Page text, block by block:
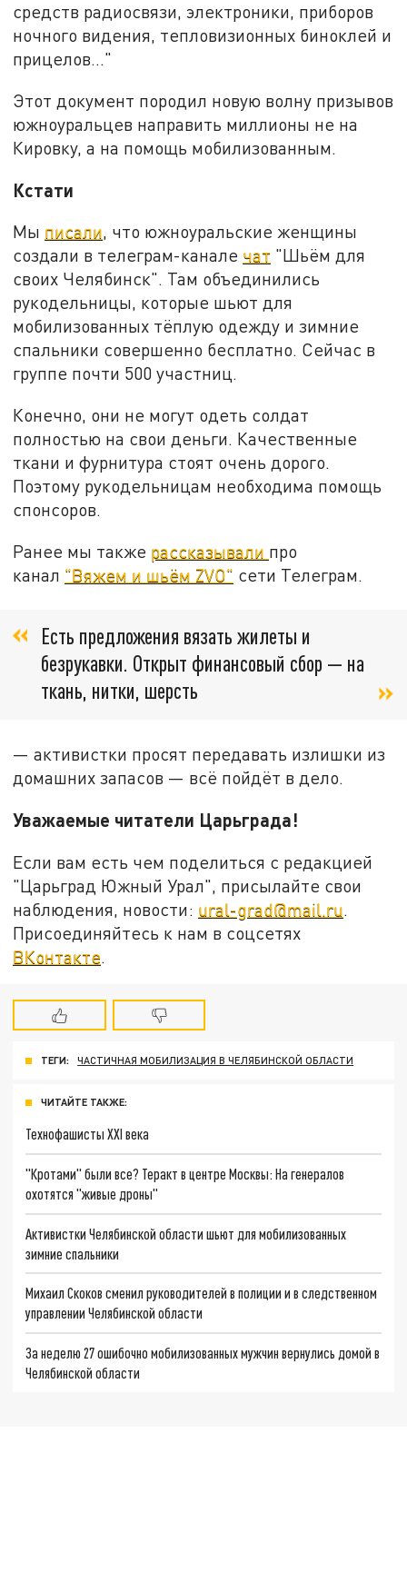
средств радиосвязи, электроники, приборов
ночного видения, тепловизионных биноклей и
прицелов…"
Этот документ породил новую волну призывов
южноуральцев направить миллионы не на
Кировку, а на помощь мобилизованным.
Кстати
Мы писали, что южноуральские женщины
создали в телеграм-канале чат "Шьём для
своих Челябинск". Там объединились
рукодельницы, которые шьют для
мобилизованных тёплую одежду и зимние
спальники совершенно бесплатно. Сейчас в
группе почти 500 участниц.
Конечно, они не могут одеть солдат
полностью на свои деньги. Качественные
ткани и фурнитура стоят очень дорого.
Поэтому рукодельницам необходима помощь
спонсоров.
Ранее мы также рассказывали про
канал "Вяжем и шьём ZVO" сети Телеграм.
Есть предложения вязать жилеты и
безрукавки. Открыт финансовый сбор — на
ткань, нитки, шерсть
— активистки просят передавать излишки из
домашних запасов — всё пойдёт в дело.
Уважаемые читатели Царьграда!
Если вам есть чем поделиться с редакцией
"Царьград Южный Урал", присылайте свои
наблюдения, новости: ural-grad@mail.ru.
Присоединяйтесь к нам в соцсетях
ВКонтакте.
ТЕГИ: ЧАСТИЧНАЯ МОБИЛИЗАЦИЯ В ЧЕЛЯБИНСКОЙ ОБЛАСТИ
ЧИТАЙТЕ ТАКЖЕ:
Технофашисты XXI века
"Кротами" были все? Теракт в центре Москвы: На генералов
охотятся "живые дроны"
Активистки Челябинской области шьют для мобилизованных
зимние спальники
Михаил Скоков сменил руководителей в полиции и в следственном
управлении Челябинской области
За неделю 27 ошибочно мобилизованных мужчин вернулись домой в
Челябинской области